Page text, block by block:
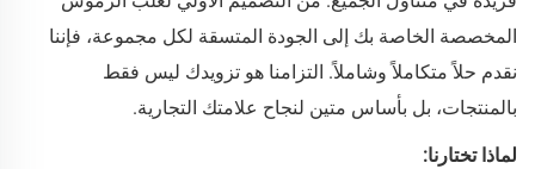
المخصصة الخاصة بك إلى الجودة المتسقة لكل مجموعة، فإننا
نقدم حلاً متكاملاً وشاملاً. التزامنا هو تزويدك ليس فقط
بالمنتجات، بل بأساس متين لنجاح علامتك التجارية.
لماذا تختارنا: